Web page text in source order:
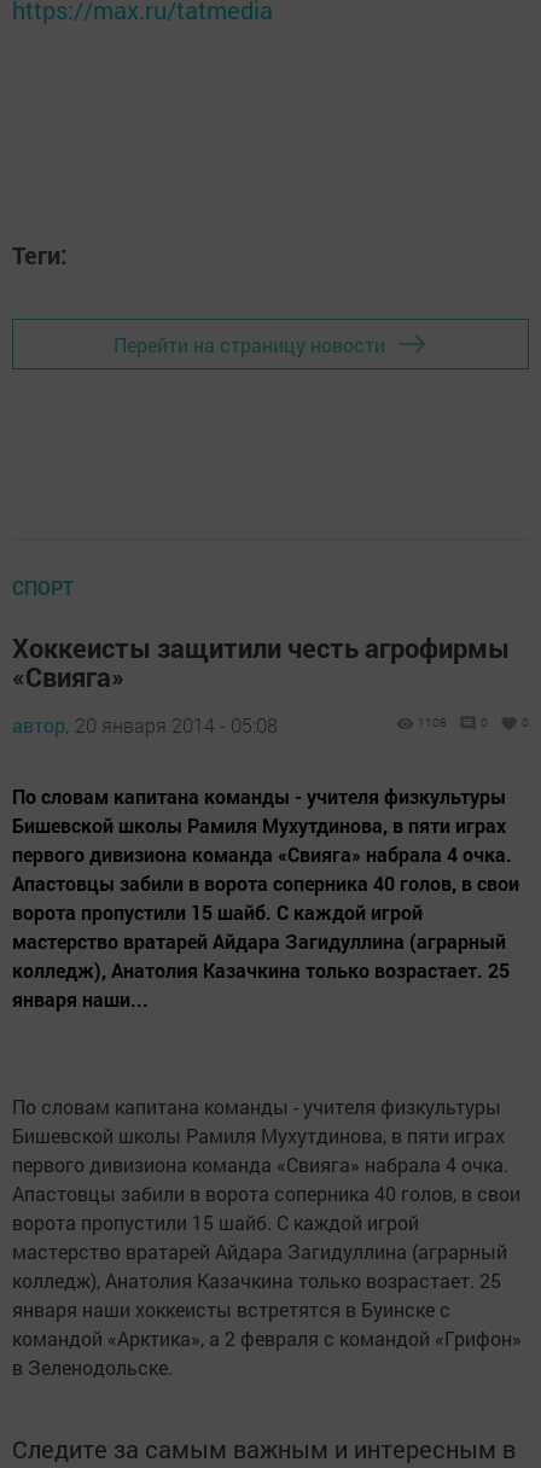
https://max.ru/tatmedia
Теги:
Перейти на страницу новости
СПОРТ
Хоккеисты защитили честь агрофирмы
«Свияга»
автор, 20 января 2014 - 05:08 1108 0 0
По словам капитана команды - учителя физкультуры
Бишевской школы Рамиля Мухутдинова, в пяти играх
первого дивизиона команда «Свияга» набрала 4 очка.
Апастовцы забили в ворота соперника 40 голов, в свои
ворота пропустили 15 шайб. С каждой игрой
мастерство вратарей Айдара Загидуллина (аграрный
колледж), Анатолия Казачкина только возрастает. 25
января наши...
По словам капитана команды - учителя физкультуры
Бишевской школы Рамиля Мухутдинова, в пяти играх
первого дивизиона команда «Свияга» набрала 4 очка.
Апастовцы забили в ворота соперника 40 голов, в свои
ворота пропустили 15 шайб. С каждой игрой
мастерство вратарей Айдара Загидуллина (аграрный
колледж), Анатолия Казачкина только возрастает. 25
января наши хоккеисты встретятся в Буинске с
командой «Арктика», а 2 февраля с командой «Грифон»
в Зеленодольске.
Следите за самым важным и интересным в